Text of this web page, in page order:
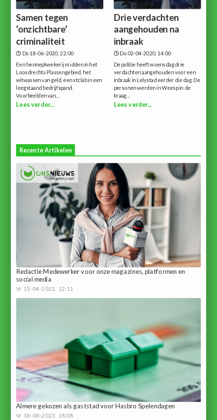
Samen tegen
‘onzichtbare’
criminaliteit
Do 18-06-2020, 22:00
Een hennepkwekerij midden in het
Loosdrechts Plassengebied, het
witwassen van geld, een xtclab in een
leegstaand bedrijfspand.
Voorbeelden van...
Lees verder...
Drie verdachten
aangehouden na
inbraak
Do 02-04-2020, 14:00
De politie heeft woensdag drie
verdachten aangehouden voor een
inbraak in Lelystad eerder die dag. De
personen werden in Weesp in de
kraag...
Lees verder...
Recente Artikelen
Redactie Medewerker voor onze magazines, platformen en
social media
Vr 15-04-2022, 12:11
Almere gekozen als gaststad voor Hasbro Spelendagen
Vr 18-08-2023, 18:08